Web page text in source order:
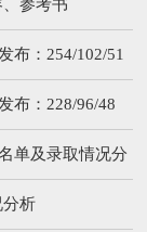
参考书
布：254/102/51
布：228/96/48
单及录取情况分
分析